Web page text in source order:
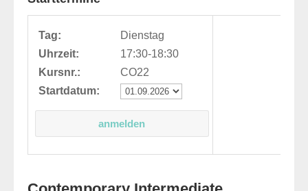
Tag:
Dienstag
Uhrzeit:
17:30-18:30
Kursnr.:
CO22
Startdatum: